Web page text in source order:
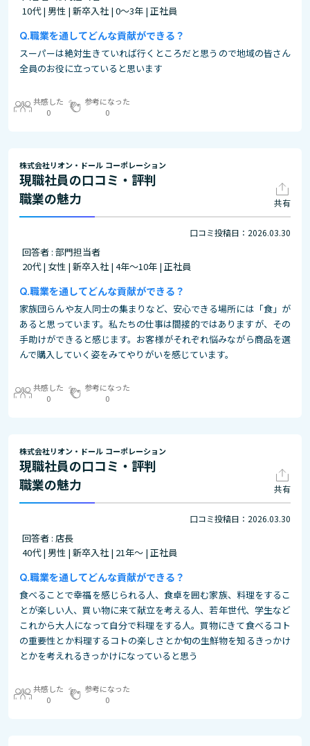
10代 | 男性 | 新卒入社 | 0～3年 | 正社員
職業を通してどんな貢献ができる？
スーパーは絶対生きていれば行くところだと思うので地域の皆さん
全員のお役に立っていると思います
共感した
0
参考になった
0
株式会社リオン・ドール コーポレーション
現職社員の口コミ・評判
職業の魅力
共有
口コミ投稿日：2026.03.30
回答者 : 部門担当者
20代 | 女性 | 新卒入社 | 4年～10年 | 正社員
職業を通してどんな貢献ができる？
家族団らんや友人同士の集まりなど、安心できる場所には「食」が
あると思っています。私たちの仕事は間接的ではありますが、その
手助けができると感じます。お客様がそれぞれ悩みながら商品を選
んで購入していく姿をみてやりがいを感じています。
共感した
0
参考になった
0
株式会社リオン・ドール コーポレーション
現職社員の口コミ・評判
職業の魅力
共有
口コミ投稿日：2026.03.30
回答者 : 店長
40代 | 男性 | 新卒入社 | 21年～ | 正社員
職業を通してどんな貢献ができる？
食べることで幸福を感じられる人、食卓を囲む家族、料理をするこ
とが楽しい人、買い物に来て献立を考える人、若年世代、学生など
これから大人になって自分で料理をする人。買物にきて食べるコト
の重要性とか料理するコトの楽しさとか旬の生鮮物を知るきっかけ
とかを考えれるきっかけになっていると思う
共感した
0
参考になった
0